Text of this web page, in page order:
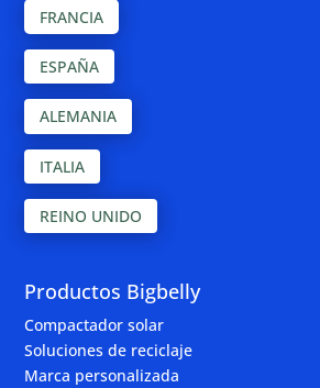
FRANCIA
ESPAÑA
ALEMANIA
ITALIA
REINO UNIDO
Productos Bigbelly
Compactador solar
Soluciones de reciclaje
Marca personalizada